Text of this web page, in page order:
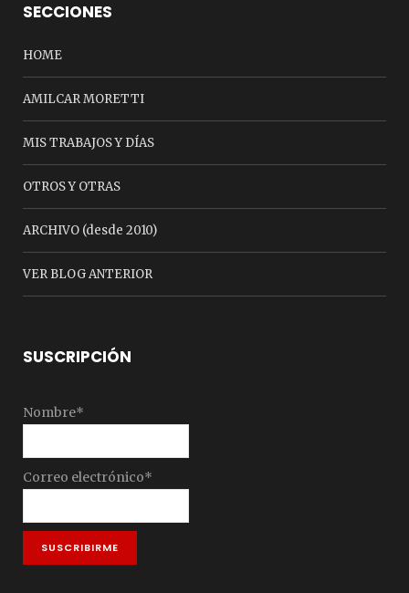
SECCIONES
HOME
AMILCAR MORETTI
MIS TRABAJOS Y DÍAS
OTROS Y OTRAS
ARCHIVO (desde 2010)
VER BLOG ANTERIOR
SUSCRIPCIÓN
Nombre*
Correo electrónico*